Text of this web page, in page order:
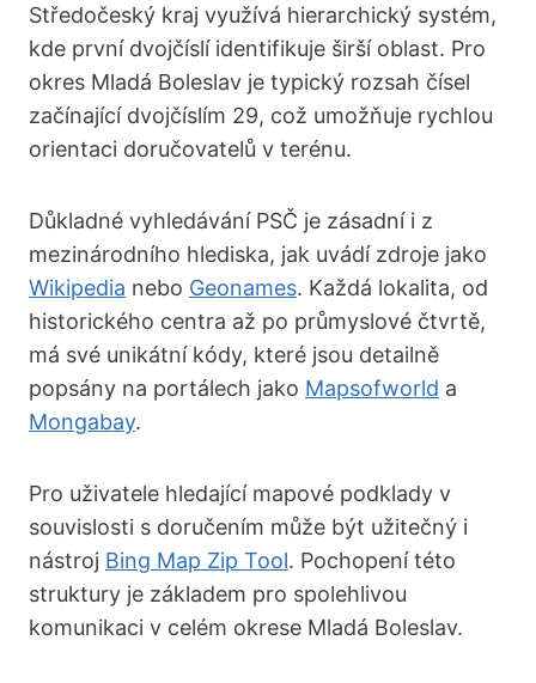
Středočeský kraj využívá hierarchický systém,
kde první dvojčíslí identifikuje širší oblast. Pro
okres Mladá Boleslav je typický rozsah čísel
začínající dvojčíslím 29, což umožňuje rychlou
orientaci doručovatelů v terénu.
Důkladné vyhledávání PSČ je zásadní i z
mezinárodního hlediska, jak uvádí zdroje jako
Wikipedia nebo Geonames. Každá lokalita, od
historického centra až po průmyslové čtvrtě,
má své unikátní kódy, které jsou detailně
popsány na portálech jako Mapsofworld a
Mongabay.
Pro uživatele hledající mapové podklady v
souvislosti s doručením může být užitečný i
nástroj Bing Map Zip Tool. Pochopení této
struktury je základem pro spolehlivou
komunikaci v celém okrese Mladá Boleslav.